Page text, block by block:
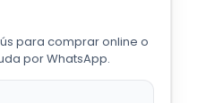
para comprar online o
por WhatsApp.